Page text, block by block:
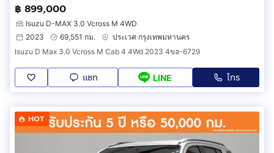
฿ 899,000
Isuzu D-MAX 3.0 Vcross M 4WD
2023
69,551 กม.
ประเวศ กรุงเทพมหานคร
Isuzu D Max 3.0 Vcross M Cab 4 4Wd 2023 4ขฮ-6729
แชท LINE โทร
HOT